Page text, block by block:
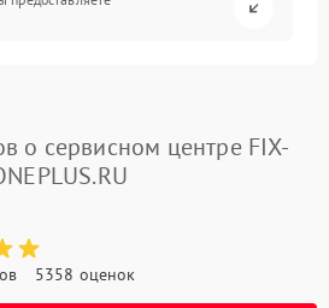
о сервисном центре FIX-
5358 оценок